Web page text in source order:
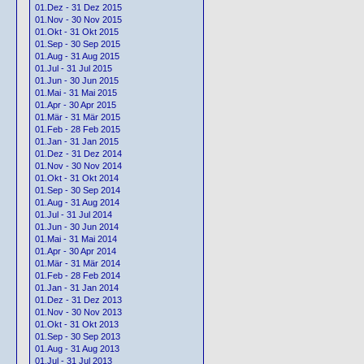
01.Dez - 31 Dez 2015
01.Nov - 30 Nov 2015
01.Okt - 31 Okt 2015
01.Sep - 30 Sep 2015
01.Aug - 31 Aug 2015
01.Jul - 31 Jul 2015
01.Jun - 30 Jun 2015
01.Mai - 31 Mai 2015
01.Apr - 30 Apr 2015
01.Mär - 31 Mär 2015
01.Feb - 28 Feb 2015
01.Jan - 31 Jan 2015
01.Dez - 31 Dez 2014
01.Nov - 30 Nov 2014
01.Okt - 31 Okt 2014
01.Sep - 30 Sep 2014
01.Aug - 31 Aug 2014
01.Jul - 31 Jul 2014
01.Jun - 30 Jun 2014
01.Mai - 31 Mai 2014
01.Apr - 30 Apr 2014
01.Mär - 31 Mär 2014
01.Feb - 28 Feb 2014
01.Jan - 31 Jan 2014
01.Dez - 31 Dez 2013
01.Nov - 30 Nov 2013
01.Okt - 31 Okt 2013
01.Sep - 30 Sep 2013
01.Aug - 31 Aug 2013
01.Jul - 31 Jul 2013